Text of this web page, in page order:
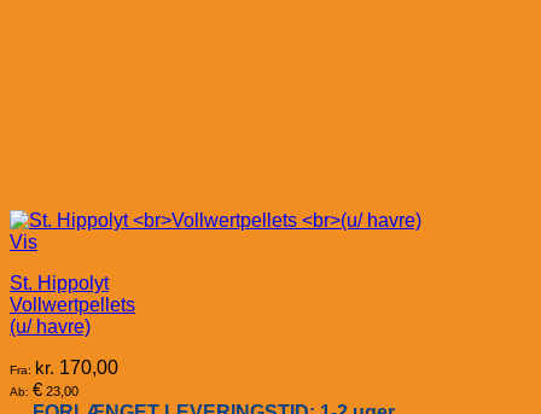
Vis
St. Hippolyt
Vollwertpellets
(u/ havre)
Fra: kr. 170,00
Ab: € 23,00